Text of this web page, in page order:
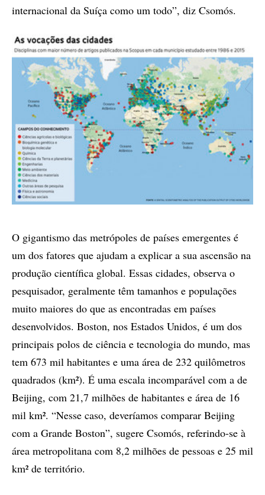
internacional da Suíça como um todo”, diz Csomós.
O gigantismo das metrópoles de países emergentes é
um dos fatores que ajudam a explicar a sua ascensão na
produção científica global. Essas cidades, observa o
pesquisador, geralmente têm tamanhos e populações
muito maiores do que as encontradas em países
desenvolvidos. Boston, nos Estados Unidos, é um dos
principais polos de ciência e tecnologia do mundo, mas
tem 673 mil habitantes e uma área de 232 quilômetros
quadrados (km²). É uma escala incomparável com a de
Beijing, com 21,7 milhões de habitantes e área de 16
mil km². “Nesse caso, deveríamos comparar Beijing
com a Grande Boston”, sugere Csomós, referindo-se à
área metropolitana com 8,2 milhões de pessoas e 25 mil
km² de território.